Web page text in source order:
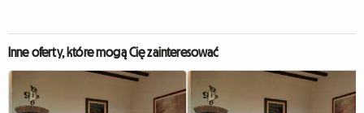
Inne oferty, które mogą Cię zainteresować